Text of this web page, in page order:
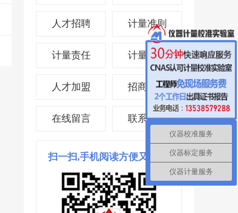
人才招聘 计量准则
计量责任 计量投资
人才加盟 招商合作
在线留言 联系我们
扫一扫,手机阅读方便又省时!
仪器校准服务
仪器标定服务
仪器计量服务